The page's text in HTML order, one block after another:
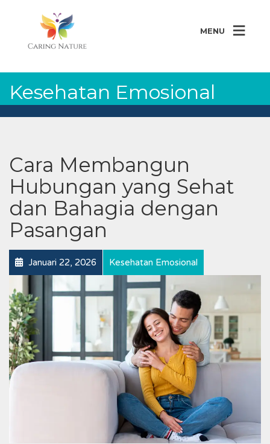
MENU
Kesehatan Emosional
Cara Membangun
Hubungan yang Sehat
dan Bahagia dengan
Pasangan
Januari 22, 2026 Kesehatan Emosional